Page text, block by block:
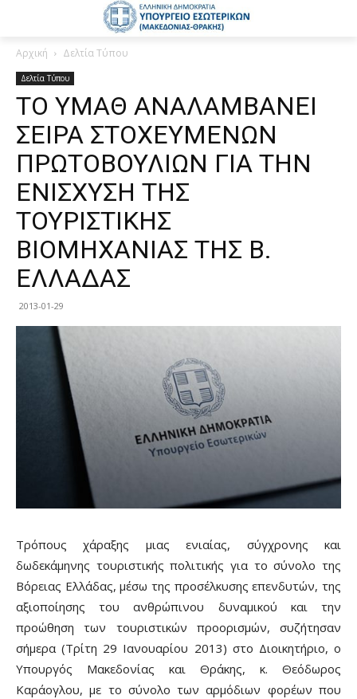
Αρχική Δελτία Τύπου
Δελτία Τύπου
ΤΟ ΥΜΑΘ ΑΝΑΛΑΜΒΑΝΕΙ
ΣΕΙΡΑ ΣΤΟΧΕΥΜΕΝΩΝ
ΠΡΩΤΟΒΟΥΛΙΩΝ ΓΙΑ ΤΗΝ
ΕΝΙΣΧΥΣΗ ΤΗΣ
ΤΟΥΡΙΣΤΙΚΗΣ
ΒΙΟΜΗΧΑΝΙΑΣ ΤΗΣ Β.
ΕΛΛΑΔΑΣ
2013-01-29
Τρόπους χάραξης μιας ενιαίας, σύγχρονης και
δωδεκάμηνης τουριστικής πολιτικής για το σύνολο της
Βόρειας Ελλάδας, μέσω της προσέλκυσης επενδυτών, της
αξιοποίησης του ανθρώπινου δυναμικού και την
προώθηση των τουριστικών προορισμών, συζήτησαν
σήμερα (Τρίτη 29 Ιανουαρίου 2013) στο Διοικητήριο, ο
Υπουργός Μακεδονίας και Θράκης, κ. Θεόδωρος
Καράογλου, με το σύνολο των αρμόδιων φορέων που